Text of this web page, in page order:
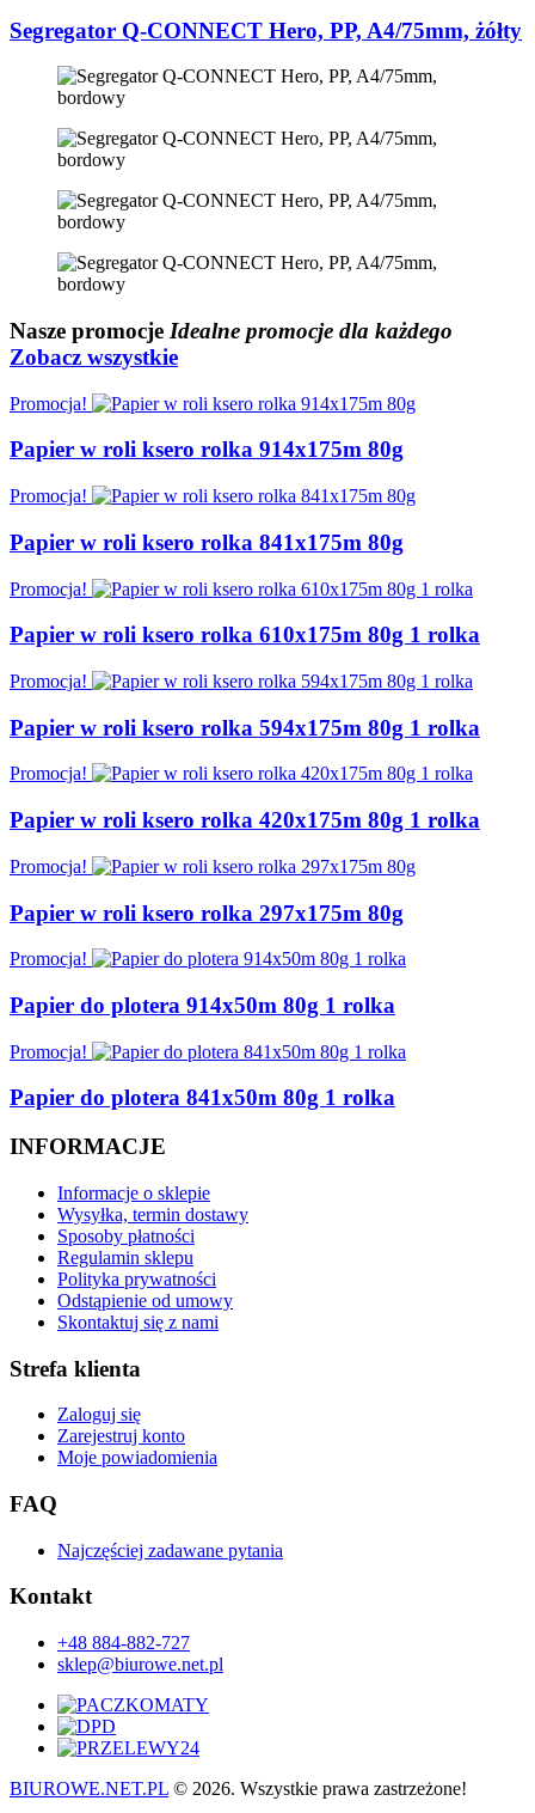
Segregator Q-CONNECT Hero, PP, A4/75mm, żółty
Nasze promocje Idealne promocje dla każdego
Zobacz wszystkie
Promocja!
Papier w roli ksero rolka 914x175m 80g
Promocja!
Papier w roli ksero rolka 841x175m 80g
Promocja!
Papier w roli ksero rolka 610x175m 80g 1 rolka
Promocja!
Papier w roli ksero rolka 594x175m 80g 1 rolka
Promocja!
Papier w roli ksero rolka 420x175m 80g 1 rolka
Promocja!
Papier w roli ksero rolka 297x175m 80g
Promocja!
Papier do plotera 914x50m 80g 1 rolka
Promocja!
Papier do plotera 841x50m 80g 1 rolka
INFORMACJE
Informacje o sklepie
Wysyłka, termin dostawy
Sposoby płatności
Regulamin sklepu
Polityka prywatności
Odstąpienie od umowy
Skontaktuj się z nami
Strefa klienta
Zaloguj się
Zarejestruj konto
Moje powiadomienia
FAQ
Najczęściej zadawane pytania
Kontakt
+48 884-882-727
sklep@biurowe.net.pl
BIUROWE.NET.PL © 2026. Wszystkie prawa zastrzeżone!